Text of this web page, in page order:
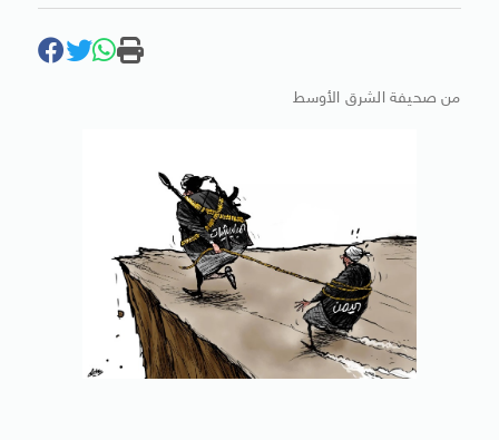
من صحيفة الشرق الأوسط